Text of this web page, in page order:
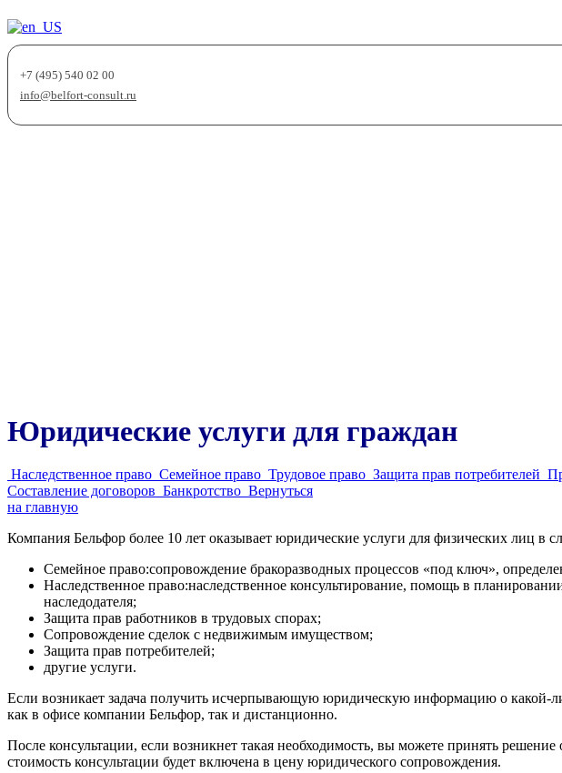
+7 (495) 540 02 00
info@belfort-consult.ru
Юридические услуги для граждан
Наследственное право Семейное право Трудовое право Защита прав потребителей
Составление договоров Банкротство Вернуться
на главную
Компания Бельфор более 10 лет оказывает юридические услуги для физических лиц в
Семейное право:сопровождение бракоразводных процессов «под ключ»,
Наследственное право:наследственное консультирование, помощь в
наследодателя;
Защита прав работников в трудовых спорах;
Сопровождение сделок с недвижимым имуществом;
Защита прав потребителей;
другие услуги.
Если возникает задача получить исчерпывающую юридическую информацию о какой-
как в офисе компании Бельфор, так и дистанционно.
После консультации, если возникнет такая необходимость, вы можете принять
стоимость консультации будет включена в цену юридического сопровождения.